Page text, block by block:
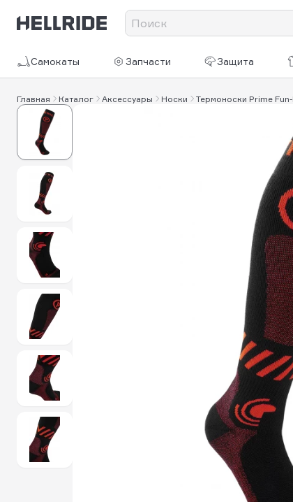
Самокаты Запчасти Защита
Главная Каталог Аксессуары Носки Термоноски Prime Fun-